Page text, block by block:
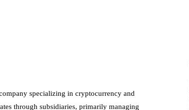
specializing in cryptocurrency and
through subsidiaries, primarily managing